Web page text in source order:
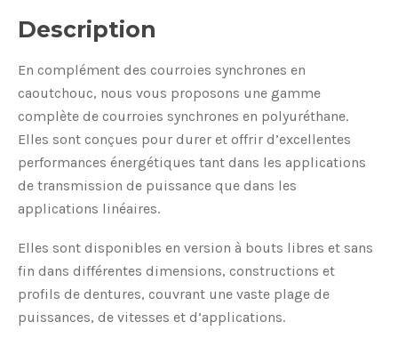
Description
En complément des courroies synchrones en
caoutchouc, nous vous proposons une gamme
complète de courroies synchrones en polyuréthane.
Elles sont conçues pour durer et offrir d’excellentes
performances énergétiques tant dans les applications
de transmission de puissance que dans les
applications linéaires.
Elles sont disponibles en version à bouts libres et sans
fin dans différentes dimensions, constructions et
profils de dentures, couvrant une vaste plage de
puissances, de vitesses et d’applications.